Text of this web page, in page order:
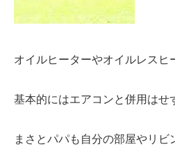
オイルヒーターやオイルレスヒ
基本的にはエアコンと併用はせ
まさとパパも 自分の部屋やリビ